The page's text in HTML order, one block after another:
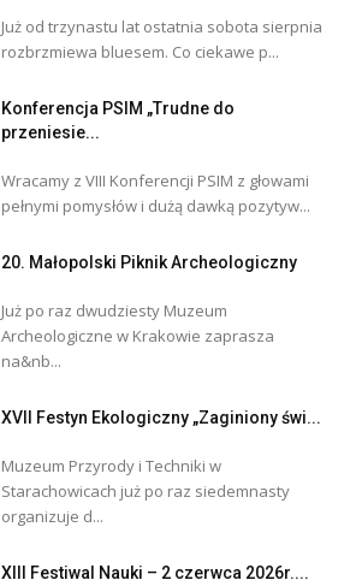
Już od trzynastu lat ostatnia sobota sierpnia
rozbrzmiewa bluesem. Co ciekawe p...
Konferencja PSIM „Trudne do
przeniesie...
Wracamy z VIII Konferencji PSIM z głowami
pełnymi pomysłów i dużą dawką pozytyw...
20. Małopolski Piknik Archeologiczny
Już po raz dwudziesty Muzeum
Archeologiczne w Krakowie zaprasza
na&nb...
XVII Festyn Ekologiczny „Zaginiony świ...
Muzeum Przyrody i Techniki w
Starachowicach już po raz siedemnasty
organizuje d...
XIII Festiwal Nauki – 2 czerwca 2026r....